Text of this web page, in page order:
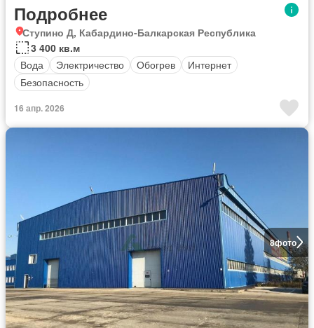
Подробнее
Ступино Д, Кабардино-Балкарская Республика
3 400 кв.м
Вода
Электричество Обогрев
Интернет
Безопасность
16 апр. 2026
8фото